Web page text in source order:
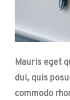
Mauris eget
dui, quis
commodo